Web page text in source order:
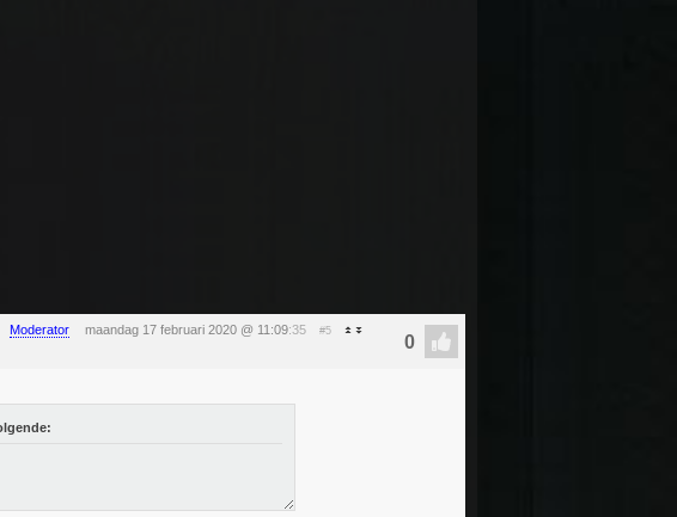
Moderator maandag 17 februari 2020 @ 11:09:35 #5